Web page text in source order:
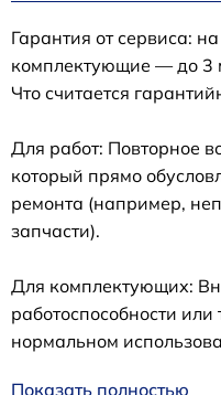
Гарантия от сервиса:
комплектующие — до 3
Что считается
Для работ: Повторное
который прямо
ремонта (например,
запчасти).
Для комплектующих:
работоспособности
нормальном
Показать полностью